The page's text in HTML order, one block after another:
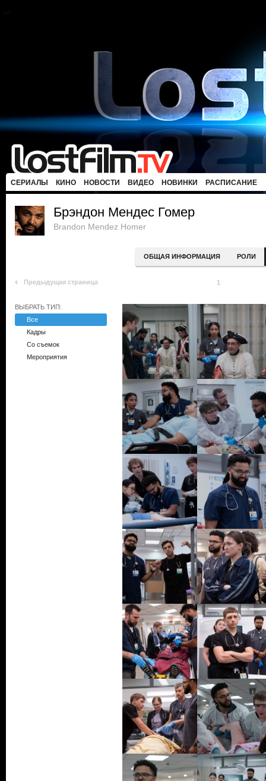
СЕРИАЛЫ КИНО НОВОСТИ ВИДЕО НОВИНКИ РАСПИСАНИЕ
Брэндон Мендес Гомер
Brandon Mendez Homer
ОБЩАЯ ИНФОРМАЦИЯ РОЛИ
Предыдущая страница 1
ВЫБРАТЬ ТИП:
Все
Кадры
Со съемок
Мероприятия